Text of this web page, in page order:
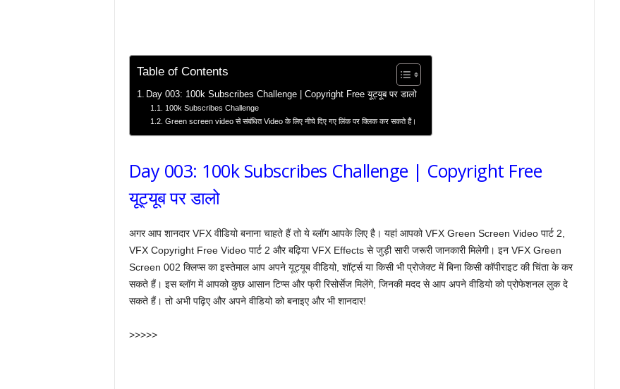
Table of Contents
Day 003: 100k Subscribes Challenge | Copyright Free यूट्यूब पर डालो
100k Subscribes Challenge
Green screen video से संबंधित Video के लिए नीचे दिए गए लिंक पर क्लिक कर सकते हैं।
Day 003: 100k Subscribes Challenge | Copyright Free
यूट्यूब पर डालो
अगर आप शानदार VFX वीडियो बनाना चाहते हैं तो ये ब्लॉग आपके लिए है। यहां आपको VFX Green Screen Video पार्ट 2,
VFX Copyright Free Video पार्ट 2 और बढ़िया VFX Effects से जुड़ी सारी जरूरी जानकारी मिलेगी। इन VFX Green
Screen 002 क्लिप्स का इस्तेमाल आप अपने यूट्यूब वीडियो, शॉर्ट्स या किसी भी प्रोजेक्ट में बिना किसी कॉपीराइट की चिंता के कर
सकते हैं। इस ब्लॉग में आपको कुछ आसान टिप्स और फ्री रिसोर्सेज मिलेंगे, जिनकी मदद से आप अपने वीडियो को प्रोफेशनल लुक दे
सकते हैं। तो अभी पढ़िए और अपने वीडियो को बनाइए और भी शानदार!
>>>>>